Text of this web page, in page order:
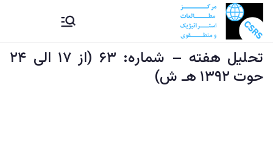
to
content
CSRS |
مرکز
مرکز مطالعات استراتیژيک و
منطقوی دستراتېژیکو او
سیمه ییزو څېړنو مرکز
تحلیل هفته – شماره: ۶۳ (از ۱۷ الی ۲۴
حوت ۱۳۹۲ هـ ش)